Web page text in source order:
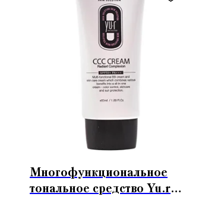
Многофункциональное
тональное средство Yu.r